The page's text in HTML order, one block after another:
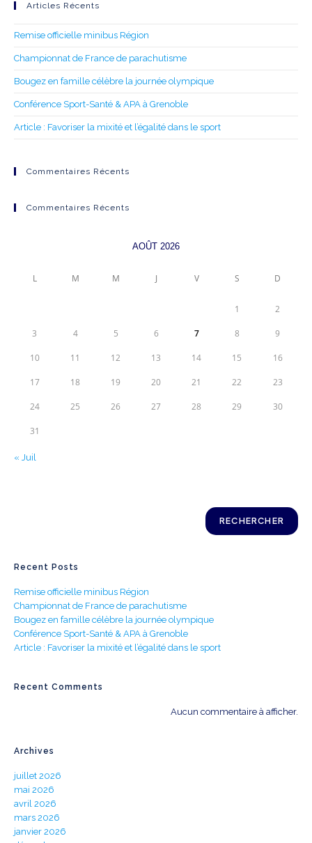
Articles Récents
Remise officielle minibus Région
Championnat de France de parachutisme
Bougez en famille célèbre la journée olympique
Conférence Sport-Santé & APA à Grenoble
Article : Favoriser la mixité et l’égalité dans le sport
Commentaires Récents
Commentaires Récents
AOÛT 2026
L M M J V S D
1 2
3 4 5 6 7 8 9
10 11 12 13 14 15 16
17 18 19 20 21 22 23
24 25 26 27 28 29 30
31
« Juil
RECHERCHER
Recent Posts
Remise officielle minibus Région
Championnat de France de parachutisme
Bougez en famille célèbre la journée olympique
Conférence Sport-Santé & APA à Grenoble
Article : Favoriser la mixité et l’égalité dans le sport
Recent Comments
Aucun commentaire à afficher.
Archives
juillet 2026
mai 2026
avril 2026
mars 2026
janvier 2026